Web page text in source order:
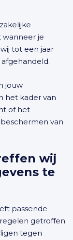
wanneer je
tot een jaar
jouw
het kader van
of het
van
wij
te
passende
getroffen
tegen